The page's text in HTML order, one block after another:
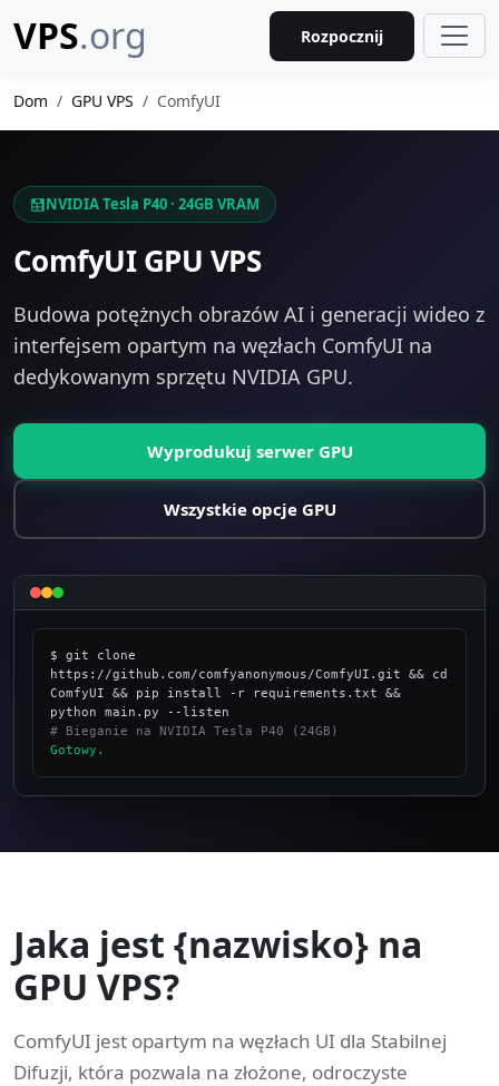
VPS.org Rozpocznij
Dom GPU VPS ComfyUI
NVIDIA Tesla P40 · 24GB VRAM
ComfyUI GPU VPS
Budowa potężnych obrazów AI i generacji wideo z
interfejsem opartym na węzłach ComfyUI na
dedykowanym sprzętu NVIDIA GPU.
Wyprodukuj serwer GPU
Wszystkie opcje GPU
$ git clone
https://github.com/comfyanonymous/ComfyUI.git && cd
ComfyUI && pip install -r requirements.txt &&
# Bieganie na NVIDIA Tesla P40 (24GB)
Gotowy.
Jaka jest {nazwisko} na
GPU VPS?
ComfyUI jest opartym na węzłach UI dla Stabilnej
Difuzji, która pozwala na złożone, odroczyste